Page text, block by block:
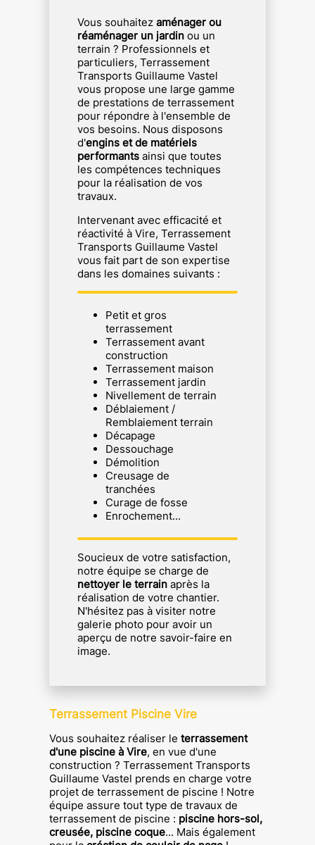
Vous souhaitez aménager ou
réaménager un jardin ou un
terrain ? Professionnels et
particuliers, Terrassement
Transports Guillaume Vastel
vous propose une large gamme
de prestations de terrassement
pour répondre à l'ensemble de
vos besoins. Nous disposons
d'engins et de matériels
performants ainsi que toutes
les compétences techniques
pour la réalisation de vos
travaux.
Intervenant avec efficacité et
réactivité à Vire, Terrassement
Transports Guillaume Vastel
vous fait part de son expertise
dans les domaines suivants :
Petit et gros
terrassement
Terrassement avant
construction
Terrassement maison
Terrassement jardin
Nivellement de terrain
Déblaiement /
Remblaiement terrain
Décapage
Dessouchage
Démolition
Creusage de
tranchées
Curage de fosse
Enrochement...
Soucieux de votre satisfaction,
notre équipe se charge de
nettoyer le terrain après la
réalisation de votre chantier.
N'hésitez pas à visiter notre
galerie photo pour avoir un
aperçu de notre savoir-faire en
image.
Terrassement Piscine Vire
Vous souhaitez réaliser le terrassement
d'une piscine à Vire, en vue d'une
construction ? Terrassement Transports
Guillaume Vastel prends en charge votre
projet de terrassement de piscine ! Notre
équipe assure tout type de travaux de
terrassement de piscine : piscine hors-sol,
creusée, piscine coque... Mais également